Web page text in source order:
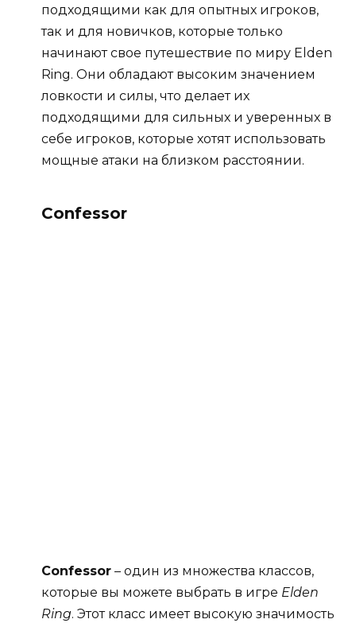
подходящими как для опытных игроков,
так и для новичков, которые только
начинают свое путешествие по миру Elden
Ring. Они обладают высоким значением
ловкости и силы, что делает их
подходящими для сильных и уверенных в
себе игроков, которые хотят использовать
мощные атаки на близком расстоянии.
Confessor
Confessor – один из множества классов,
которые вы можете выбрать в игре Elden
Ring. Этот класс имеет высокую значимость